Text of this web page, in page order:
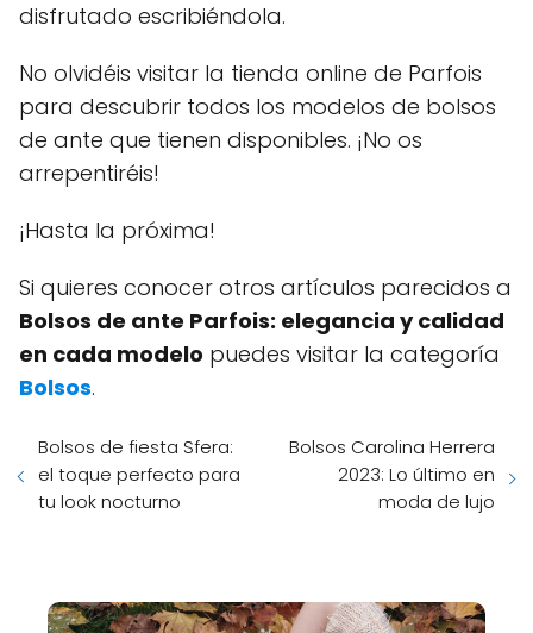
disfrutado escribiéndola.
No olvidéis visitar la tienda online de Parfois
para descubrir todos los modelos de bolsos
de ante que tienen disponibles. ¡No os
arrepentiréis!
¡Hasta la próxima!
Si quieres conocer otros artículos parecidos a
Bolsos de ante Parfois: elegancia y calidad
en cada modelo puedes visitar la categoría
Bolsos.
Bolsos de fiesta Sfera:
el toque perfecto para
tu look nocturno
Bolsos Carolina Herrera
2023: Lo último en
moda de lujo